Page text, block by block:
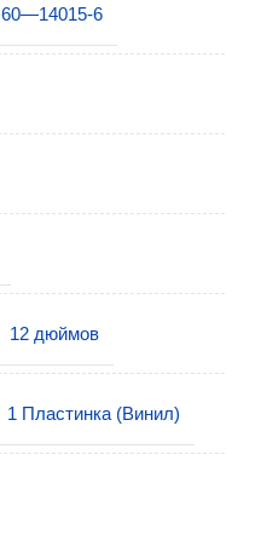
6
12 дюймов
1 Пластинка (Винил)